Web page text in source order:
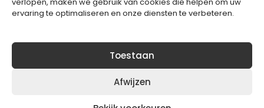
ervaring te optimaliseren en onze diensten te verbeteren.
Toestaan
Afwijzen